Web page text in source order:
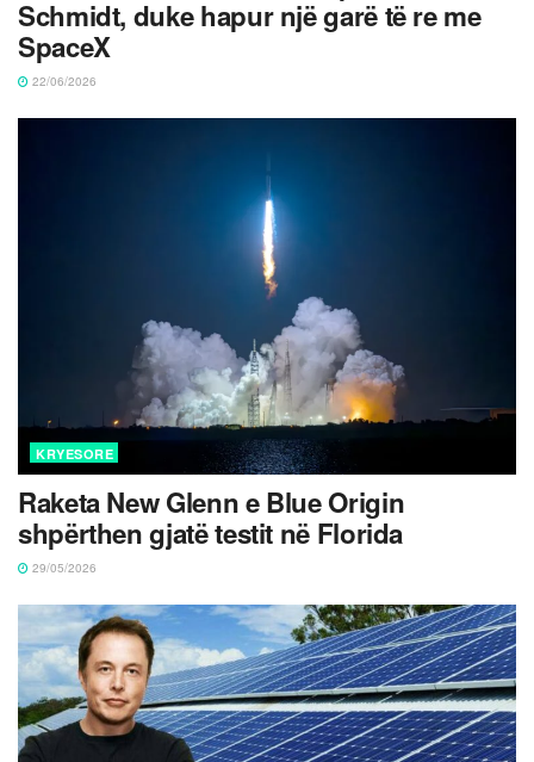
Schmidt, duke hapur një garë të re me
SpaceX
22/06/2026
KRYESORE
Raketa New Glenn e Blue Origin
shpërthen gjatë testit në Florida
29/05/2026